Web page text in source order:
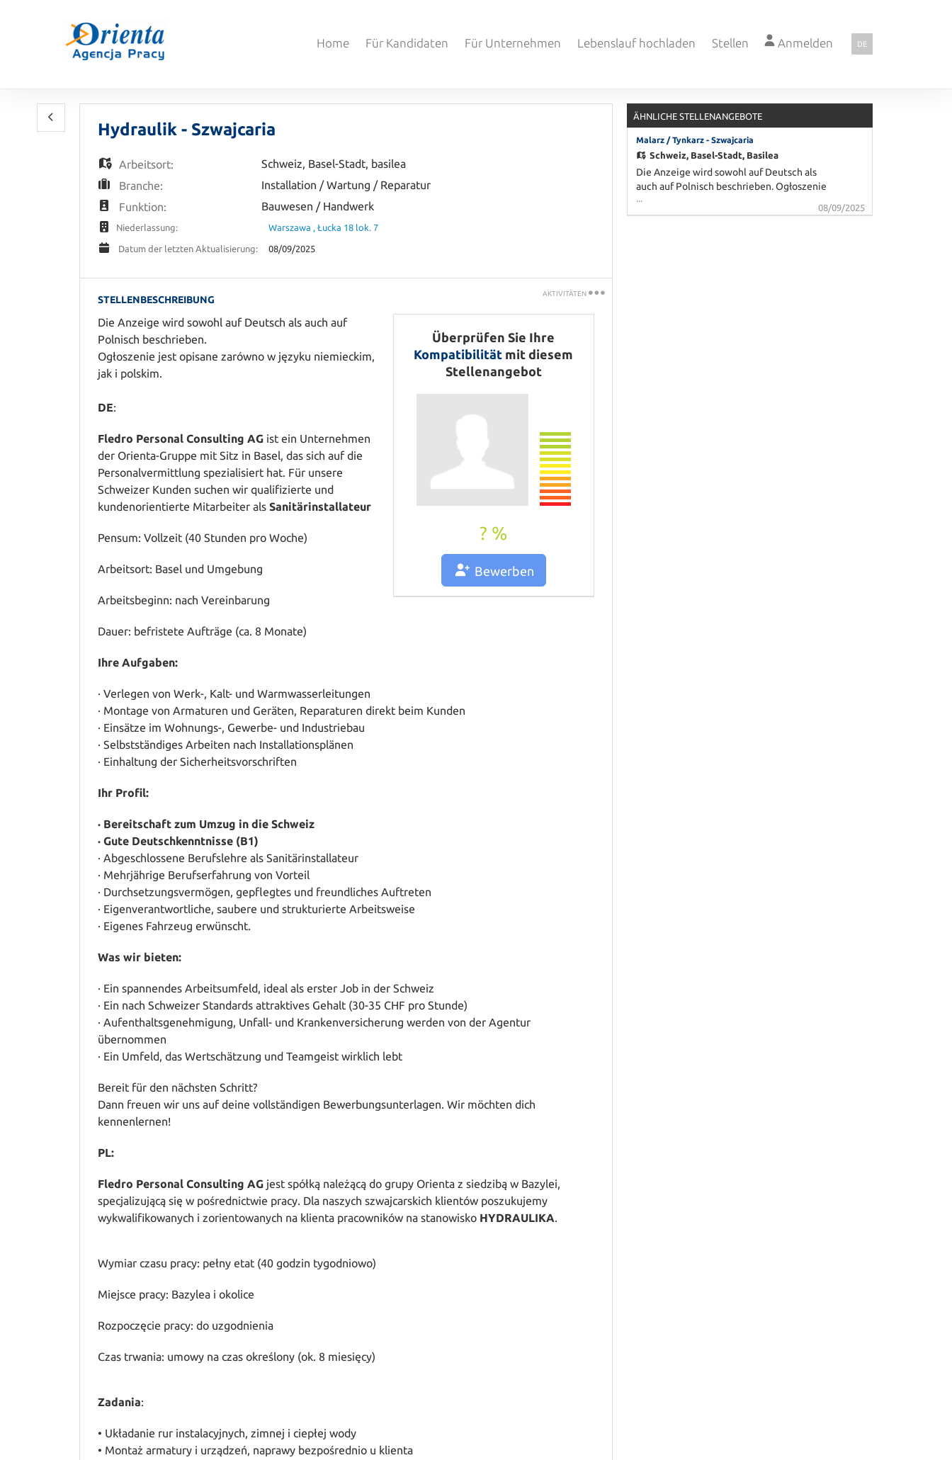
Home Für Kandidaten Für Unternehmen Lebenslauf hochladen Stellen Anmelden DE
Hydraulik - Szwajcaria
Arbeitsort: Schweiz, Basel-Stadt, basilea
Branche:
Installation / Wartung / Reparatur
Funktion:
Bauwesen / Handwerk
Niederlassung: Warszawa , Łucka 18 lok. 7
Datum der letzten Aktualisierung: 08/09/2025
AKTIVITÄTEN
Ausdrucken
Teilen
STELLENBESCHREIBUNG
Überprüfen Sie Ihre
Kompatibilität mit diesem
Stellenangebot
? %
Bewerben
Die Anzeige wird sowohl auf Deutsch als auch auf
Polnisch beschrieben.
Ogłoszenie jest opisane zarówno w języku niemieckim,
jak i polskim.
DE:
Fledro Personal Consulting AG ist ein Unternehmen
der Orienta-Gruppe mit Sitz in Basel, das sich auf die
Personalvermittlung spezialisiert hat. Für unsere
Schweizer Kunden suchen wir qualifizierte und
kundenorientierte Mitarbeiter als Sanitärinstallateur
Pensum: Vollzeit (40 Stunden pro Woche)
Arbeitsort: Basel und Umgebung
Arbeitsbeginn: nach Vereinbarung
Dauer: befristete Aufträge (ca. 8 Monate)
Ihre Aufgaben:
· Verlegen von Werk-, Kalt- und Warmwasserleitungen
· Montage von Armaturen und Geräten, Reparaturen direkt beim Kunden
· Einsätze im Wohnungs-, Gewerbe- und Industriebau
· Selbstständiges Arbeiten nach Installationsplänen
· Einhaltung der Sicherheitsvorschriften
Ihr Profil:
· Bereitschaft zum Umzug in die Schweiz
· Gute Deutschkenntnisse (B1)
· Abgeschlossene Berufslehre als Sanitärinstallateur
· Mehrjährige Berufserfahrung von Vorteil
· Durchsetzungsvermögen, gepflegtes und freundliches Auftreten
· Eigenverantwortliche, saubere und strukturierte Arbeitsweise
· Eigenes Fahrzeug erwünscht.
Was wir bieten:
· Ein spannendes Arbeitsumfeld, ideal als erster Job in der Schweiz
· Ein nach Schweizer Standards attraktives Gehalt (30-35 CHF pro Stunde)
· Aufenthaltsgenehmigung, Unfall- und Krankenversicherung werden von der Agentur
übernommen
· Ein Umfeld, das Wertschätzung und Teamgeist wirklich lebt
Bereit für den nächsten Schritt?
Dann freuen wir uns auf deine vollständigen Bewerbungsunterlagen. Wir möchten dich
kennenlernen!
PL:
Fledro Personal Consulting AG jest spółką należącą do grupy Orienta z siedzibą w Bazylei,
specjalizującą się w pośrednictwie pracy. Dla naszych szwajcarskich klientów poszukujemy
wykwalifikowanych i zorientowanych na klienta pracowników na stanowisko HYDRAULIKA.
Wymiar czasu pracy: pełny etat (40 godzin tygodniowo)
Miejsce pracy: Bazylea i okolice
Rozpoczęcie pracy: do uzgodnienia
Czas trwania: umowy na czas określony (ok. 8 miesięcy)
Zadania:
• Układanie rur instalacyjnych, zimnej i ciepłej wody
• Montaż armatury i urządzeń, naprawy bezpośrednio u klienta
ÄHNLICHE STELLENANGEBOTE
Malarz / Tynkarz - Szwajcaria
Schweiz,Basel-Stadt, Basilea
Die Anzeige wird sowohl auf Deutsch als
auch auf Polnisch beschrieben. Ogłoszenie
jest opisane zarówno w języku niemieckim,
jak i polskim. DE: Fledro Personal
...
08/09/2025